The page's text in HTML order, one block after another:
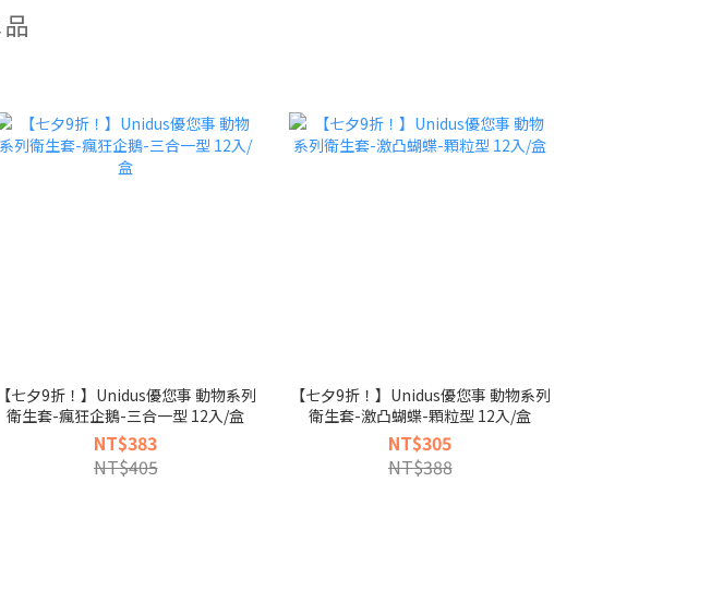
【七夕9折！】Unidus優您事 動物系列
衛生套-瘋狂企鵝-三合一型 12入/盒
NT$383
NT$405
【七夕9折！】Unidus優您事 動物系列
衛生套-激凸蝴蝶-顆粒型 12入/盒
NT$305
NT$388